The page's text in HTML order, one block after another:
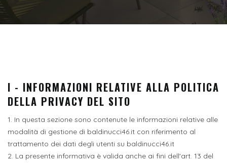
I - INFORMAZIONI RELATIVE ALLA POLITICA
DELLA PRIVACY DEL SITO
1. In questa sezione sono contenute le informazioni relative alle
modalità di gestione di baldinucci46.it con riferimento al
trattamento dei dati degli utenti su baldinucci46.it
2. La presente informativa è valida anche ai fini dell'art. 13 del